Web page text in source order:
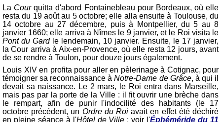
La Courquitta d'abord Fontainebleau pour Bordeaux, où elle
resta du 19 août au 5 octobre; elle alla ensuite à Toulouse, du
14 octobre au 27 décembre, puis à Montpellier, du 5 au 8
janvier 1660; elle arriva à Nîmes le 9 janvier, et le Roi visita le
Pont du Gardle lendemain, 10 janvier. Ensuite, le 17 janvier,
la Cour arriva à Aix-en-Provence, où elle resta 12 jours, avant
de se rendre à Toulon, pour douze jours également.
Louis XIV en profita pour aller en pèlerinage à Cotignac, pour
témoigner sa reconnaissance àNotre-Dame de Grâce, à qui il
devait sa naissance. Le 2 mars, le Roi entra dans Marseille,
mais pas par la porte de la Ville : il fit ouvrir une brèche dans
le rempart, afin de punir l'indocilité des habitants (le 17
octobre précédent, un Ordre du Roi avait en effet été déchiré
en pleine séance à l'Hôtel de Ville : voir l'Éphéméride du 11